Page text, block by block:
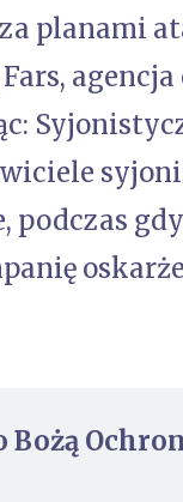
planami
podczas
Bożą